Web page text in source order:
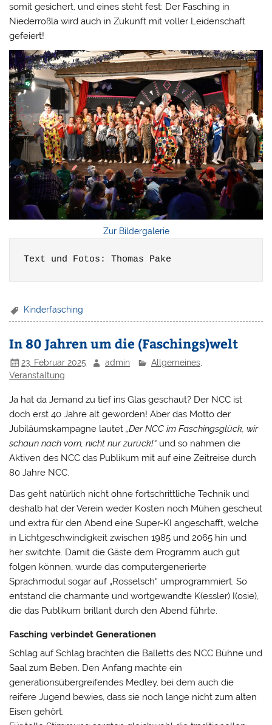
somit gesichert, und eines steht fest: Der Fasching in
Niederroßla wird auch in Zukunft mit voller Leidenschaft
gefeiert!
Zur Bildergalerie
Text und Fotos: Thomas Pake
Kinderfasching
In 80 Jahren um die (Faschings)welt
23. Februar 2025 admin Allgemeines,
Veranstaltung
Ja hat da Jemand zu tief ins Glas geschaut? Der NCC ist
doch erst 40 Jahre alt geworden! Aber das Motto der
Jubiläumskampagne lautet„Der NCC im Faschingsglück, wir
schaun nach vorn, nicht nur zurück!“ und so nahmen die
Aktiven des NCC das Publikum mit auf eine Zeitreise durch
80 Jahre NCC.
Das geht natürlich nicht ohne fortschrittliche Technik und
deshalb hat der Verein weder Kosten noch Mühen gescheut
und extra für den Abend eine Super-KI angeschafft, welche
in Lichtgeschwindigkeit zwischen 1985 und 2065 hin und
her switchte. Damit die Gäste dem Programm auch gut
folgen können, wurde das computergenerierte
Sprachmodul sogar auf „Rosselsch“ umprogrammiert. So
entstand die charmante und wortgewandte K(essler) I(osie),
die das Publikum brillant durch den Abend führte.
Fasching verbindet Generationen
Schlag auf Schlag brachten die Balletts des NCC Bühne und
Saal zum Beben. Den Anfang machte ein
generationsübergreifendes Medley, bei dem auch die
reifere Jugend bewies, dass sie noch lange nicht zum alten
Eisen gehört.